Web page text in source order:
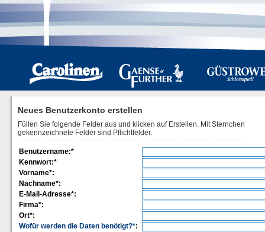
Neues Benutzerkonto erstellen
Füllen Sie folgende Felder aus und klicken auf Erstellen. Mit Sternchen
gekennzeichnete Felder sind Pflichtfelder.
Benutzername:*
Kennwort:*
Vorname*:
Nachname*:
E-Mail-Adresse*:
Firma*:
Ort*:
Wofür werden die Daten benötigt?*: